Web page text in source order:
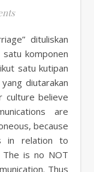
satu komponen
satu kutipan
diutarakan
culture believe
are
because
in relation to
is no NOT
Thus